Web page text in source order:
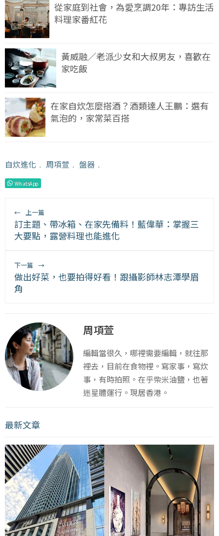
從家庭到社會，為愛烹調20年：專訪生活
料理家番紅花
黃威融／老派少女和大叔男友，喜歡在
家吃飯
在家自炊怎麼搭酒？酒類達人王鵬：選有
氣泡的，家常菜百搭
自炊進化 ﹒ 周項萱 ﹒ 盤器 ﹒
WhatsApp
← 上一篇
訂主題、帶冰箱、在家先備料！藍偉華：掌握三
大要點，露營料理也能進化
下一篇 →
做出好菜，也要拍得好看！跟攝影師林志潭學眉
角
周項萱
編輯當很久，哪裡需要編輯，就往那
裡去，目前在食物裡。寫家事，寫炊
事，有時拍照。在乎柴米油鹽，也著
迷星體運行。現居香港。
最新文章